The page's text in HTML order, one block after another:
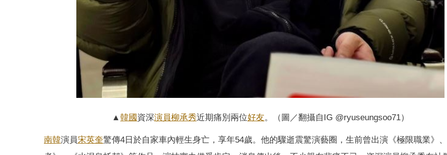
▲韓國 資深演員柳承秀近期痛別兩位好友。（圖／翻攝自IG @ryuseungsoo71）
南韓演員宋英奎驚傳4日於自家車內輕生身亡，享年54歲。他的驟逝震驚演藝圈，生前曾出演《極限職業》